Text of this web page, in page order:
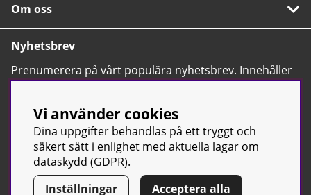
Om oss
Nyhetsbrev
Prenumerera på vårt populära nyhetsbrev. Innehåller
tips, nyheter och våra allra bästa erbjudanden.
© Sport & Gym Butiken JTC AB | Kontakta oss| All rights reserved
Vi använder cookies
Dina uppgifter behandlas på ett tryggt och
säkert sätt i enlighet med aktuella lagar om
dataskydd (GDPR).
Inställningar
Acceptera alla